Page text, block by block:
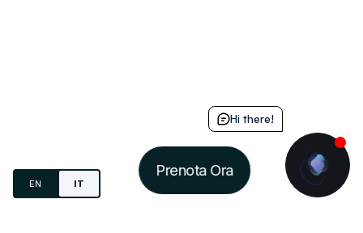
Prenota Ora
EN IT
Hi there!